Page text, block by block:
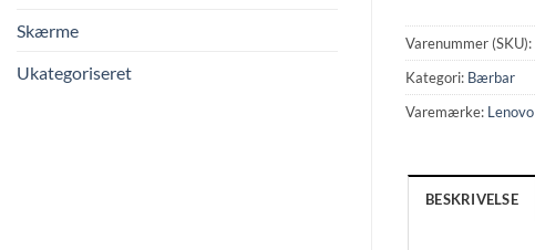
Skærme
Ukategoriseret
Varenummer (SKU):
Kategori: Bærbar
Varemærke: Lenovo
BESKRIVELSE